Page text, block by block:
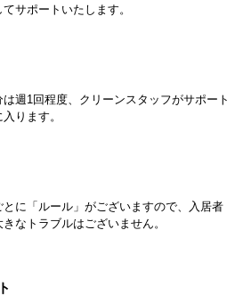
サポートいたします。
は週1回程度、クリーンスタッフがサポート
ります。
とに「ルール」がございますので、入居者
きなトラブルはございません。